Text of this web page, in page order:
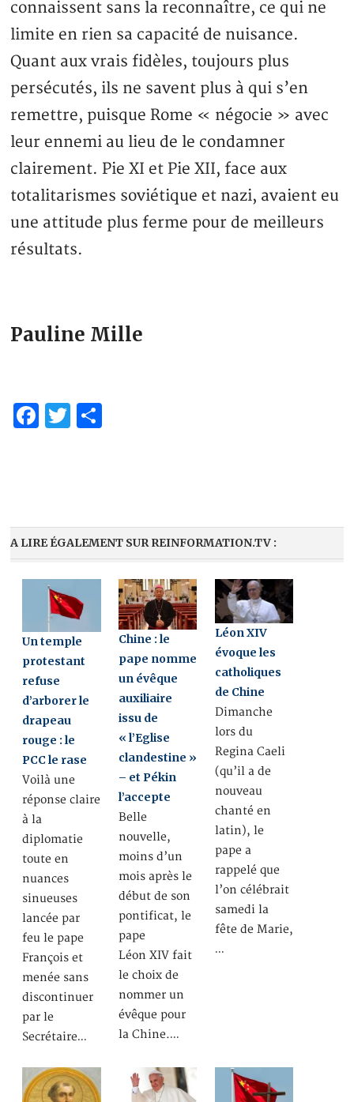
connaissent sans la reconnaître, ce qui ne
limite en rien sa capacité de nuisance.
Quant aux vrais fidèles, toujours plus
persécutés, ils ne savent plus à qui s’en
remettre, puisque Rome « négocie » avec
leur ennemi au lieu de le condamner
clairement. Pie XI et Pie XII, face aux
totalitarismes soviétique et nazi, avaient eu
une attitude plus ferme pour de meilleurs
résultats.
Pauline Mille
Facebook
Twitter
A LIRE ÉGALEMENT SUR REINFORMATION.TV :
Un temple
protestant
refuse
d’arborer le
drapeau
rouge : le
PCC le rase
Voilà une
réponse claire
à la
diplomatie
toute en
nuances
sinueuses
lancée par
feu le pape
François et
menée sans
discontinuer
par le
Secrétaire…
Chine : le
pape nomme
un évêque
auxiliaire
issu de
« l’Eglise
clandestine »
– et Pékin
l’accepte
Belle
nouvelle,
moins d’un
mois après le
début de son
pontificat, le
pape
Léon XIV fait
le choix de
nommer un
évêque pour
la Chine.…
Léon XIV
évoque les
catholiques
de Chine
Dimanche
lors du
Regina Caeli
(qu’il a de
nouveau
chanté en
latin), le
pape a
rappelé que
l’on célébrait
samedi la
fête de Marie,
…